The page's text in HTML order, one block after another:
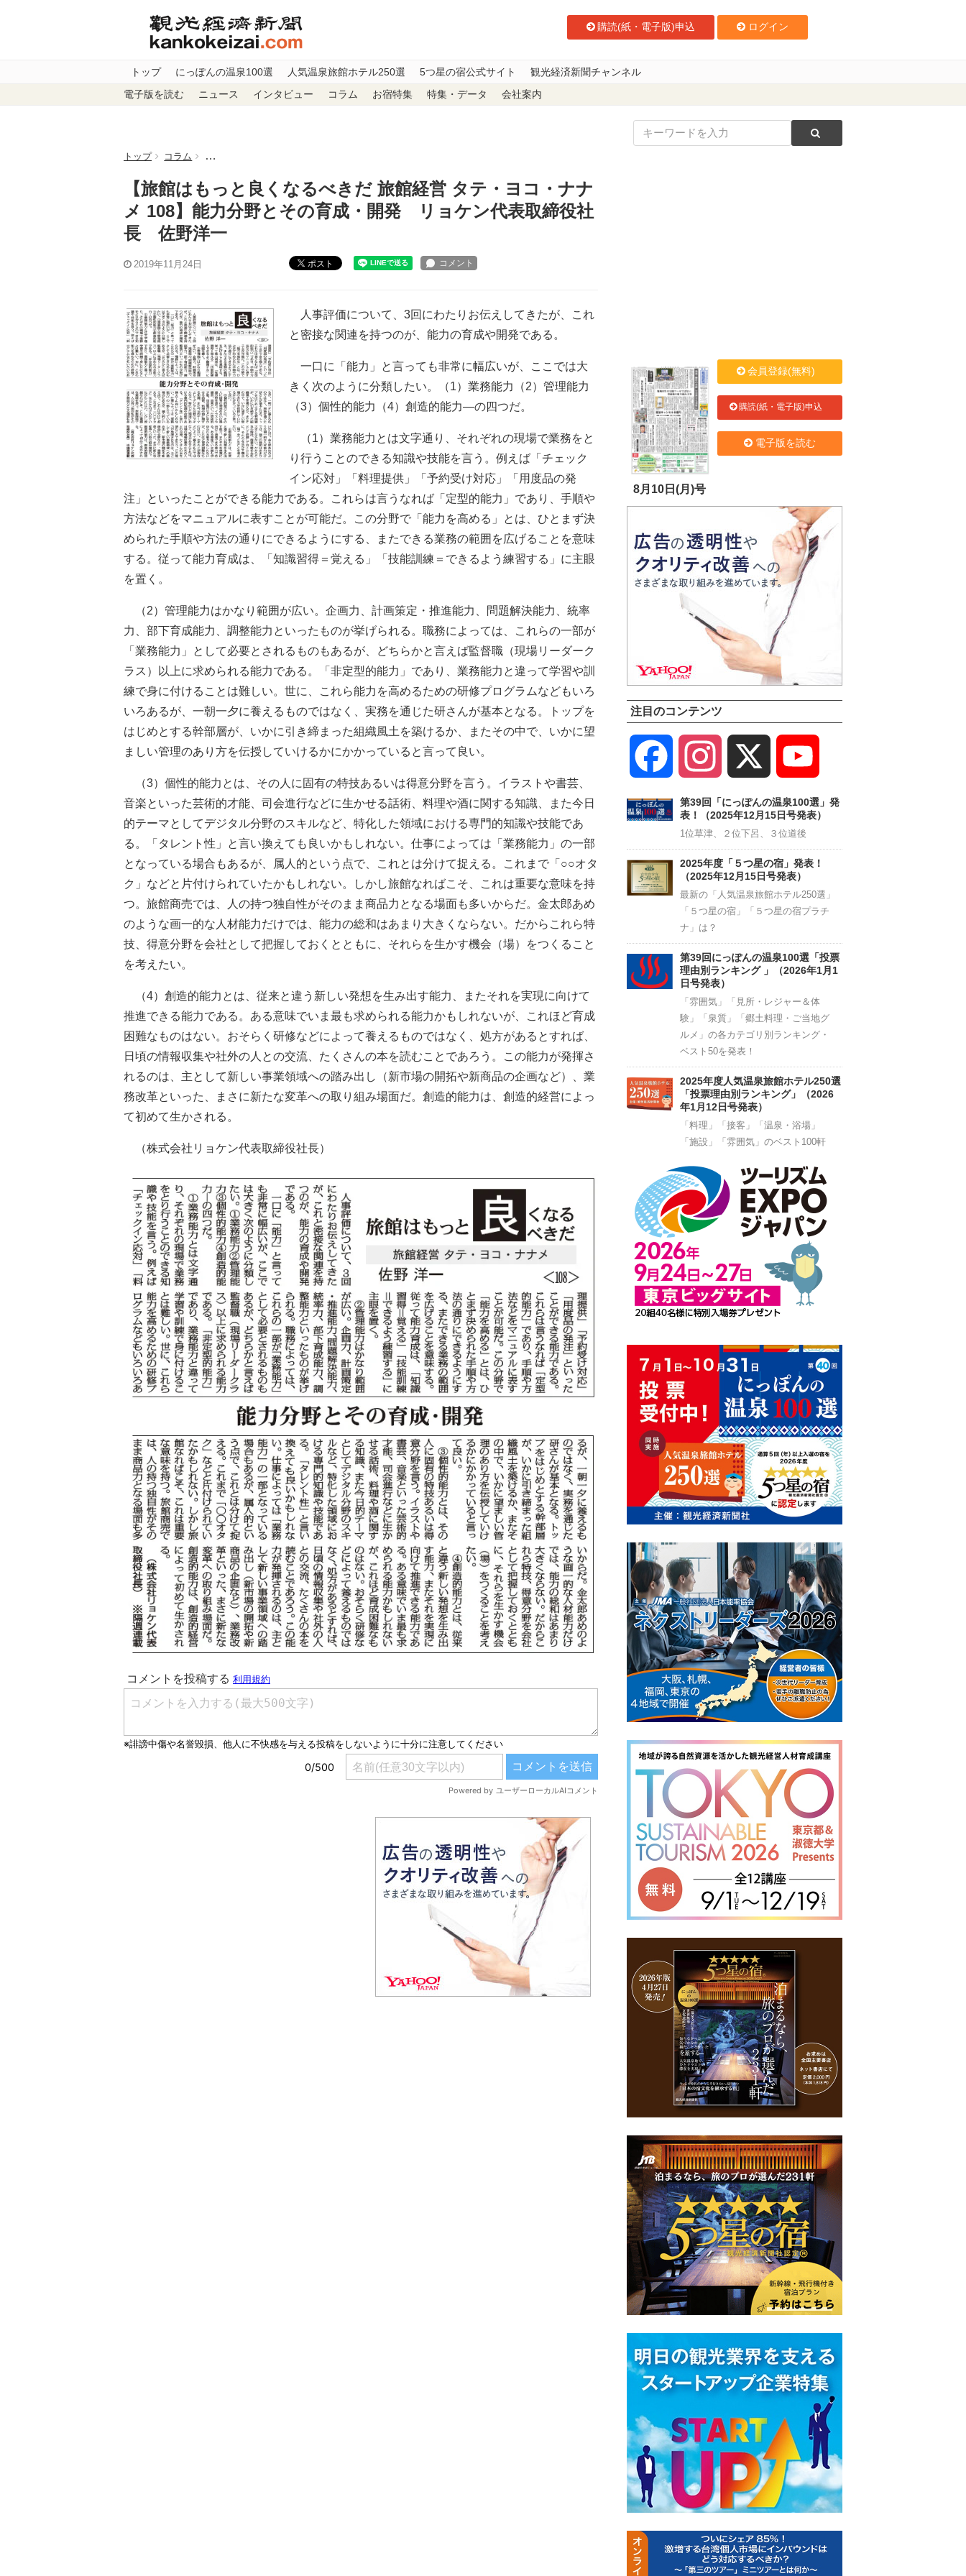
購読(紙・電子版)申込 ログイン
トップ にっぽんの温泉100選 人気温泉旅館ホテル250選 5つ星の宿公式サイト 観光経済新聞チャンネル
電子版を読む ニュース インタビュー コラム お宿特集 特集・データ 会社案内
トップ コラム 【旅館はもっと良くなるべきだ 旅館経営 タテ・ヨコ・ナナメ 108】能力分野とその育成・開発 リョケン代表取締役社長 佐野洋一
【旅館はもっと良くなるべきだ 旅館経営 タテ・ヨコ・ナナ
メ 108】能力分野とその育成・開発 リョケン代表取締役社
長 佐野洋一
2019年11月24日 ポスト
人事評価について、3回にわたりお伝えしてきたが、これ
と密接な関連を持つのが、能力の育成や開発である。
一口に「能力」と言っても非常に幅広いが、ここでは大
きく次のように分類したい。（1）業務能力（2）管理能力
（3）個性的能力（4）創造的能力―の四つだ。
（1）業務能力とは文字通り、それぞれの現場で業務をと
り行うことのできる知識や技能を言う。例えば「チェック
イン応対」「料理提供」「予約受け対応」「用度品の発
注」といったことができる能力である。これらは言うなれば「定型的能力」であり、手順や
方法などをマニュアルに表すことが可能だ。この分野で「能力を高める」とは、ひとまず決
められた手順や方法の通りにできるようにする、またできる業務の範囲を広げることを意味
する。従って能力育成は、「知識習得＝覚える」「技能訓練＝できるよう練習する」に主眼
を置く。
（2）管理能力はかなり範囲が広い。企画力、計画策定・推進能力、問題解決能力、統率
力、部下育成能力、調整能力といったものが挙げられる。職務によっては、これらの一部が
「業務能力」として必要とされるものもあるが、どちらかと言えば監督職（現場リーダーク
ラス）以上に求められる能力である。「非定型的能力」であり、業務能力と違って学習や訓
練で身に付けることは難しい。世に、これら能力を高めるための研修プログラムなどもいろ
いろあるが、一朝一夕に養えるものではなく、実務を通じた研さんが基本となる。トップを
はじめとする幹部層が、いかに引き締まった組織風土を築けるか、またその中で、いかに望
ましい管理のあり方を伝授していけるかにかかっていると言って良い。
（3）個性的能力とは、その人に固有の特技あるいは得意分野を言う。イラストや書芸、
音楽といった芸術的才能、司会進行などに生かせる話術、料理や酒に関する知識、また今日
的テーマとしてデジタル分野のスキルなど、特化した領域における専門的知識や技能であ
る。「タレント性」と言い換えても良いかもしれない。仕事によっては「業務能力」の一部
となっている場合もあるが、属人的という点で、これとは分けて捉える。これまで「○○オタ
ク」などと片付けられていたかもしれない。しかし旅館なればこそ、これは重要な意味を持
つ。旅館商売では、人の持つ独自性がそのまま商品力となる場面も多いからだ。金太郎あめ
のような画一的な人材能力だけでは、能力の総和はあまり大きくならない。だからこれら特
技、得意分野を会社として把握しておくとともに、それらを生かす機会（場）をつくること
を考えたい。
（4）創造的能力とは、従来と違う新しい発想を生み出す能力、またそれを実現に向けて
推進できる能力である。ある意味でいま最も求められる能力かもしれないが、これほど育成
困難なものはない。おそらく研修などによって養えるものではなく、処方があるとすれば、
日頃の情報収集や社外の人との交流、たくさんの本を読むことであろう。この能力が発揮さ
れるのは、主として新しい事業領域への踏み出し（新市場の開拓や新商品の企画など）、業
務改革といった、まさに新たな変革への取り組み場面だ。創造的能力は、創造的経営によっ
て初めて生かされる。
（株式会社リョケン代表取締役社長）
8月10日(月)号
会員登録(無料)
購読(紙・電子版)申込
電子版を読む
注目のコンテンツ
Facebook Instagram
Channel
第39回「にっぽんの温泉100選」発
表！（2025年12月15日号発表）
1位草津、２位下呂、３位道後
2025年度「５つ星の宿」発表！
（2025年12月15日号発表）
最新の「人気温泉旅館ホテル250選」
「５つ星の宿」「５つ星の宿プラチ
ナ」は？
第39回にっぽんの温泉100選「投票
理由別ランキング 」（2026年1月1
日号発表）
「雰囲気」「見所・レジャー＆体
験」「泉質」「郷土料理・ご当地グ
ルメ」の各カテゴリ別ランキング・
ベスト50を発表！
2025年度人気温泉旅館ホテル250選
「投票理由別ランキング」（2026
年1月12日号発表）
「料理」「接客」「温泉・浴場」
「施設」「雰囲気」のベスト100軒